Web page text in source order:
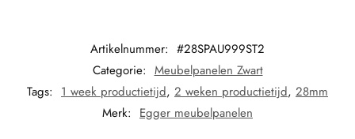
Artikelnummer: #28SPAU999ST2
Categorie: Meubelpanelen Zwart
Tags: 1 week productietijd, 2 weken productietijd, 28mm
Merk: Egger meubelpanelen